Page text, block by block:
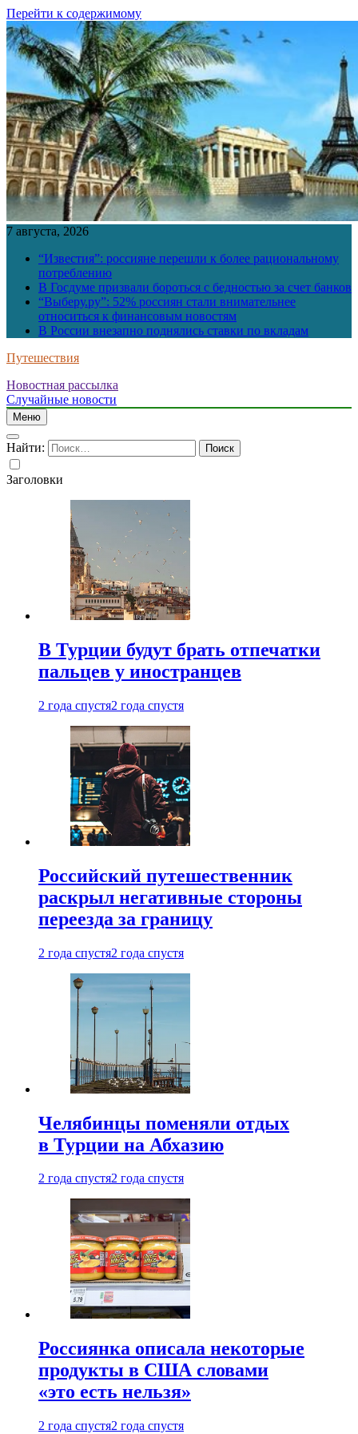
Перейти к содержимому
7 августа, 2026
“Известия”: россияне перешли к более рациональному
потреблению
В Госдуме призвали бороться с бедностью за счет банков
“Выберу.ру”: 52% россиян стали внимательнее
относиться к финансовым новостям
В России внезапно поднялись ставки по вкладам
Путешествия
Новостная рассылка
Случайные новости
Меню
Найти:
Заголовки
В Турции будут брать отпечатки
пальцев у иностранцев
2 года спустя2 года спустя
Российский путешественник
раскрыл негативные стороны
переезда за границу
2 года спустя2 года спустя
Челябинцы поменяли отдых
в Турции на Абхазию
2 года спустя2 года спустя
Россиянка описала некоторые
продукты в США словами
«это есть нельзя»
2 года спустя2 года спустя